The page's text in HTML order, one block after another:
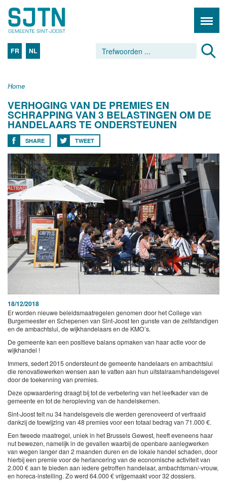
FR NL
Home
VERHOGING VAN DE PREMIES EN
SCHRAPPING VAN 3 BELASTINGEN OM DE
HANDELAARS TE ONDERSTEUNEN
SHARE TWEET
18/12/2018
Er worden nieuwe beleidsmaatregelen genomen door het College van
Burgemeester en Schepenen van Sint-Joost ten gunste van de zelfstandigen
en de ambachtslui, de wijkhandelaars en de KMO’s.
De gemeente kan een positieve balans opmaken van haar actie voor de
wijkhandel !
Immers, sedert 2015 ondersteunt de gemeente handelaars en ambachtslui
die renovatiewerken wensen aan te vatten aan hun uitstalraam/handelsgevel
door de toekenning van premies.
Deze opwaardering draagt bij tot de verbetering van het leefkader van de
gemeente en tot de heropleving van de handelskernen.
Sint-Joost telt nu 34 handelsgevels die werden gerenoveerd of verfraaid
dankzij de toewijzing van 48 premies voor een totaal bedrag van 71.000 €.
Een tweede maatregel, uniek in het Brussels Gewest, heeft eveneens haar
nut bewezen, namelijk in de gevallen waarbij de openbare aanlegwerken
van wegen langer dan 2 maanden duren en de lokale handel schaden, door
hierbij een premie voor de herlancering van de economische activiteit van
2.000 € aan te bieden aan iedere getroffen handelaar, ambachtsman/-vrouw,
en horeca-instelling. Zo werd 64.000 € vrijgemaakt voor 32 dossiers.